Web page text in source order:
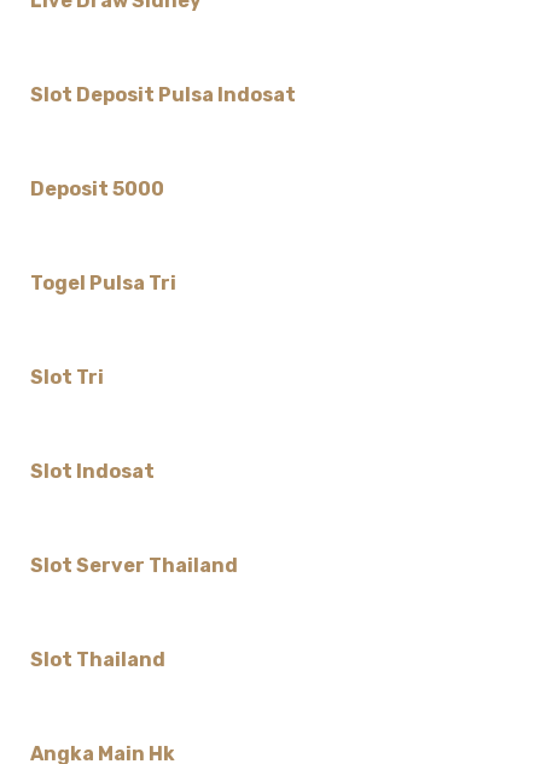
Slot Deposit Pulsa Indosat
Deposit 5000
Togel Pulsa Tri
Slot Tri
Slot Indosat
Slot Server Thailand
Slot Thailand
Angka Main Hk